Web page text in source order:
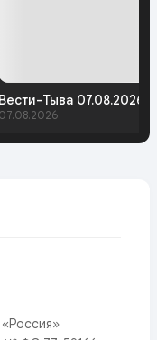
Вести-Тыва 07.08.2026.
07.08.2026